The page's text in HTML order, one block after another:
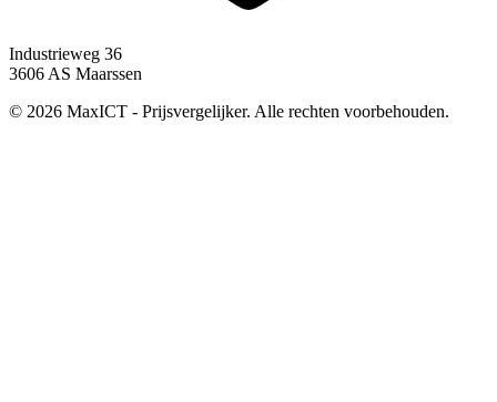
Industrieweg 36
3606 AS Maarssen
© 2026 MaxICT - Prijsvergelijker. Alle rechten voorbehouden.